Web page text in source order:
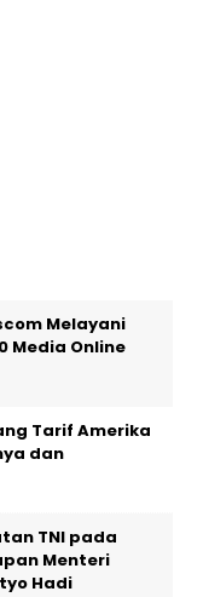
Melayani
Media Online
Tarif Amerika
dan
TNI pada
Menteri
Hadi